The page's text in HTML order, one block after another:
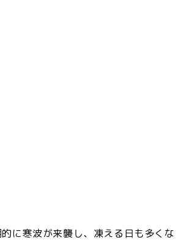
に寒波が来襲し、凍える日も多くな